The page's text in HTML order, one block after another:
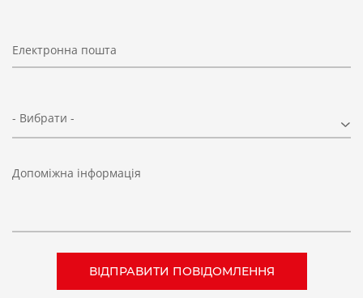
Електронна пошта
- Вибрати -
Допоміжна інформація